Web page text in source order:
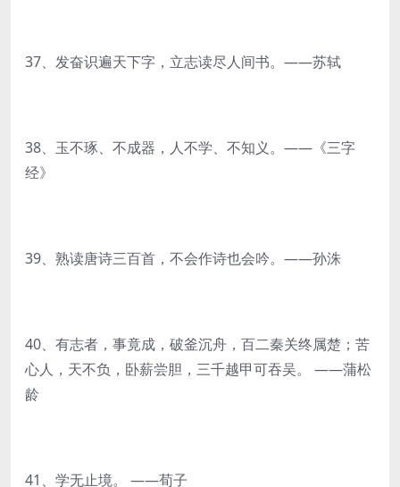
37、发奋识遍天下字，立志读尽人间书。——苏轼
38、玉不琢、不成器，人不学、不知义。——《三字
经》
39、熟读唐诗三百首，不会作诗也会吟。——孙洙
40、有志者，事竟成，破釜沉舟，百二秦关终属楚；苦
心人，天不负，卧薪尝胆，三千越甲可吞吴。 ——蒲松
龄
41、学无止境。 ——荀子